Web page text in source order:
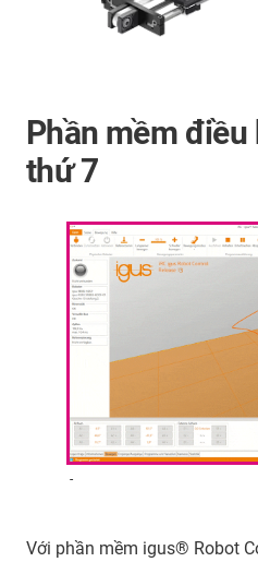
Phần mềm
thứ 7
-
Với phần mềm igus® Robot